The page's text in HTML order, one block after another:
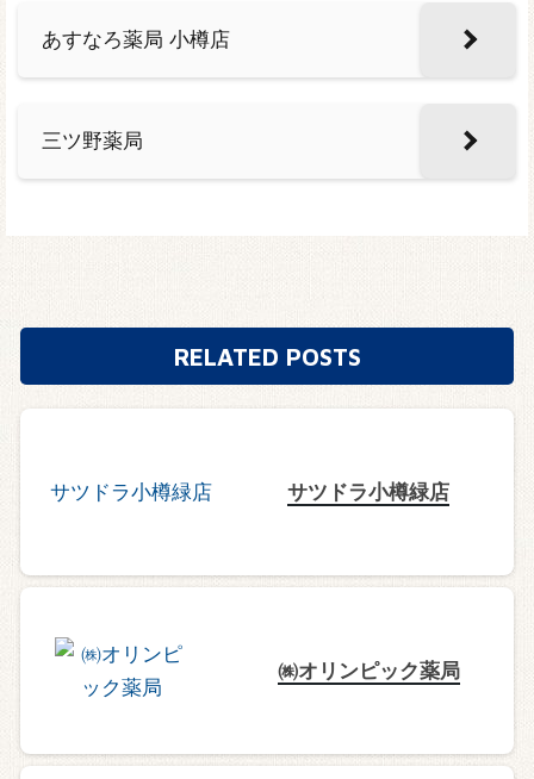
あすなろ薬局 小樽店
三ツ野薬局
RELATED POSTS
サツドラ小樽緑店
㈱オリンピック薬局